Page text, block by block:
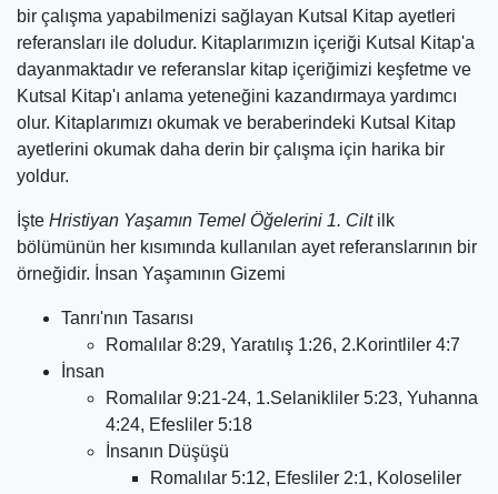
bir çalışma yapabilmenizi sağlayan Kutsal Kitap ayetleri
referansları ile doludur. Kitaplarımızın içeriği Kutsal Kitap'a
dayanmaktadır ve referanslar kitap içeriğimizi keşfetme ve
Kutsal Kitap'ı anlama yeteneğini kazandırmaya yardımcı
olur. Kitaplarımızı okumak ve beraberindeki Kutsal Kitap
ayetlerini okumak daha derin bir çalışma için harika bir
yoldur.
İşte Hristiyan Yaşamın Temel Öğelerini 1. Ciltilk
bölümünün her kısımında kullanılan ayet referanslarının bir
örneğidir. İnsan Yaşamının Gizemi
Tanrı'nın Tasarısı
Romalılar 8:29, Yaratılış 1:26, 2.Korintliler 4:7
İnsan
Romalılar 9:21-24, 1.Selanikliler 5:23, Yuhanna
4:24, Efesliler 5:18
İnsanın Düşüşü
Romalılar 5:12, Efesliler 2:1, Koloseliler